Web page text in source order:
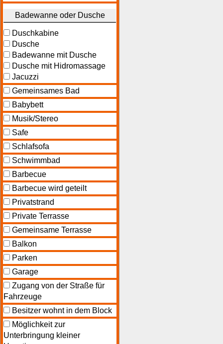
Badewanne oder Dusche
Duschkabine
Dusche
Badewanne mit Dusche
Dusche mit Hidromassage
Jacuzzi
Gemeinsames Bad
Babybett
Musik/Stereo
Safe
Schlafsofa
Schwimmbad
Barbecue
Barbecue wird geteilt
Privatstrand
Private Terrasse
Gemeinsame Terrasse
Balkon
Parken
Garage
Zugang von der Straße für
Fahrzeuge
Besitzer wohnt in dem Block
Möglichkeit zur
Unterbringung kleiner